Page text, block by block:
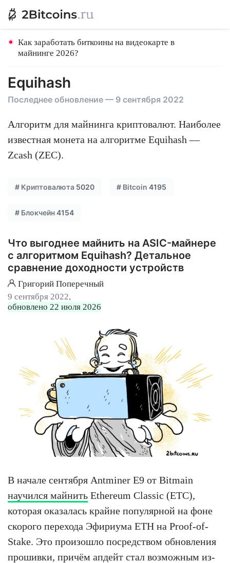
Как заработать биткоины на видеокарте в
майнинге 2026?
Equihash
Последнее обновление — 9 сентября 2022
Алгоритм для майнинга криптовалют. Наиболее
известная монета на алгоритме Equihash —
Zcash (ZEC).
# Криптовалюта 5020 # Bitcoin 4195
# Блокчейн4154
Что выгоднее майнить на ASIC-майнере
с алгоритмом Equihash? Детальное
сравнение доходности устройств
Григорий Поперечный
9 сентября 2022,
обновлено 22 июля 2026
В начале сентября Antminer E9 от Bitmain
научился майнить Ethereum Classic (ETC),
которая оказалась крайне популярной на фоне
скорого перехода Эфириума ETH на Proof-of-
Stake. Это произошло посредством обновления
прошивки, причём апдейт стал возможным из-